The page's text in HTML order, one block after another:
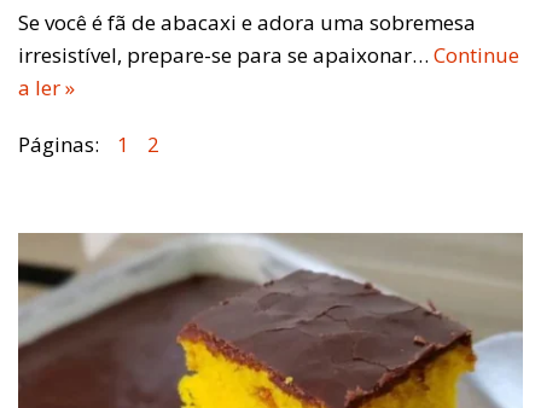
Se você é fã de abacaxi e adora uma sobremesa
irresistível, prepare-se para se apaixonar… Continue
a ler »
Páginas: 1 2